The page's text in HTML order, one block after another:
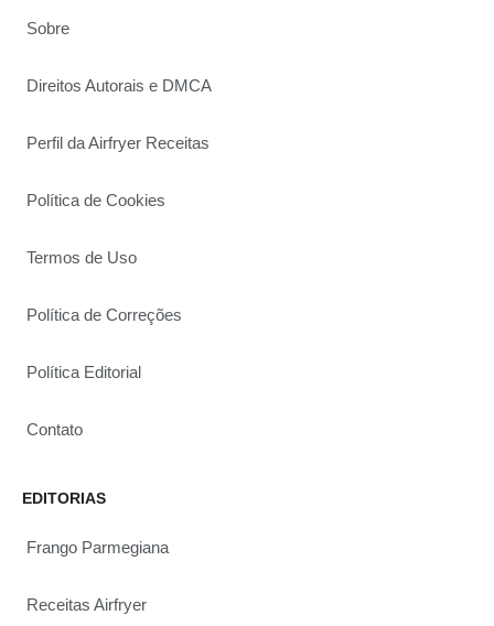
Sobre
Direitos Autorais e DMCA
Perfil da Airfryer Receitas
Política de Cookies
Termos de Uso
Política de Correções
Política Editorial
Contato
EDITORIAS
Frango Parmegiana
Receitas Airfryer